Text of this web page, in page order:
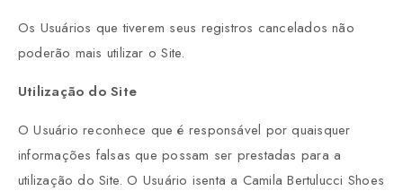
Os Usuários que tiverem seus registros cancelados não
poderão mais utilizar o Site.
Utilização do Site
O Usuário reconhece que é responsável por quaisquer
informações falsas que possam ser prestadas para a
utilização do Site. O Usuário isenta a Camila Bertulucci Shoes